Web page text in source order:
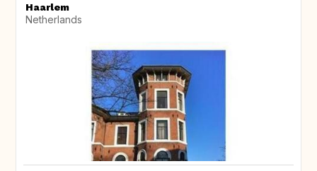
Haarlem
Netherlands